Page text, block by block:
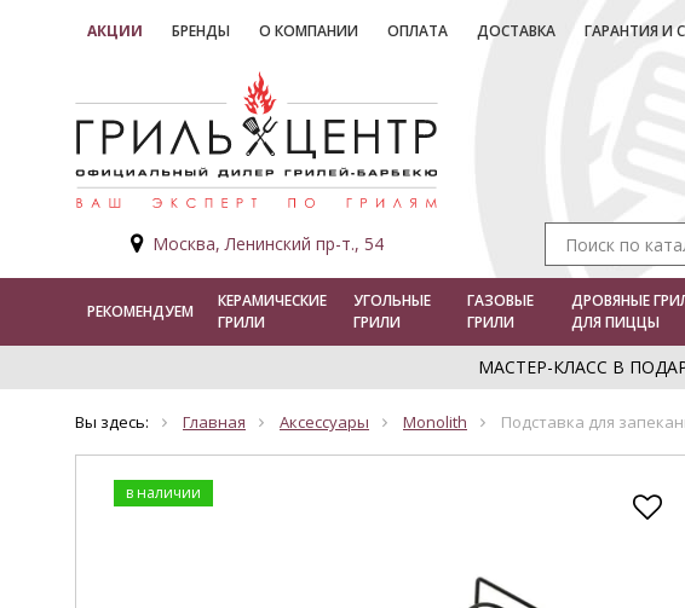
АКЦИИ БРЕНДЫ О КОМПАНИИ ОПЛАТА ДОСТАВКА ГАРАНТИЯ И
Москва, Ленинский пр-т., 54
РЕКОМЕНДУЕМ
КЕРАМИЧЕСКИЕ
ГРИЛИ
УГОЛЬНЫЕ
ГРИЛИ
ГАЗОВЫЕ
ГРИЛИ
ДРОВЯНЫЕ
ДЛЯ ПИЦЦЫ
МАСТЕР-КЛАСС В
Вы здесь: Главная Аксессуары Monolith Подставка для
в наличии